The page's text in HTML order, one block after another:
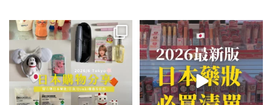
💭留言「免費」傳日本藥妝店/百
貨/機場/Donki/折價券給你...
452 44
2026🇯🇵日本藥妝店必買什麼
日本最近紅什麼？...
123 20